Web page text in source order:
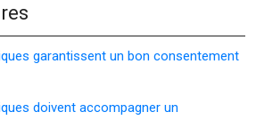
garantissent un bon consentement
doivent accompagner un